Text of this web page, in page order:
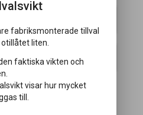
fabriksmonterade tillval
liten.
faktiska vikten och
visar hur mycket
till.